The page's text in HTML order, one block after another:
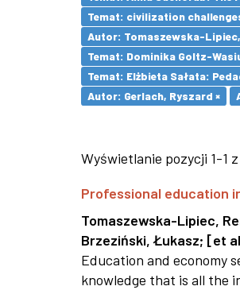
Temat: civilization
Autor: Tomaszewska-Lipiec,
Temat: Dominika Goltz-
Temat: Elżbieta Sałata:
Autor: Gerlach, Ryszard ×
Wyświetlanie pozycji 1-1 z
Professional education
Tomaszewska-Lipiec,
Brzeziński, Łukasz; [et
Education and economy
knowledge that is all the